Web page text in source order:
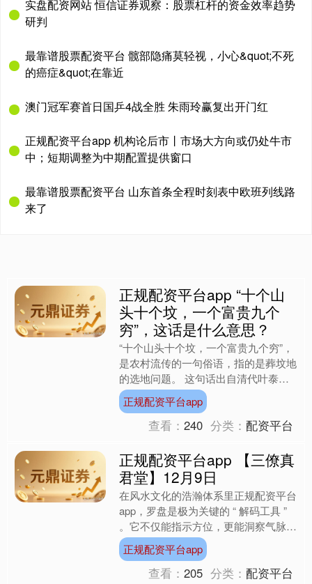
实盘配资网站 恒信证券观察：股票杠杆的资金效率趋势
研判
最靠谱股票配资平台 髋部隐痛莫轻视，小心&quot;不死
的癌症&quot;在靠近
澳门冠军赛首日国乒4战全胜 朱雨玲赢复出开门红
正规配资平台app 机构论后市丨市场大方向或仍处牛市
中；短期调整为中期配置提供窗口
最靠谱股票配资平台 山东首条全程时刻表中欧班列线路
来了
正规配资平台app “十个山
头十个坟，一个富贵九个
穷”，这话是什么意思？
“十个山头十个坟，一个富贵九个穷”，
是农村流传的一句俗语，指的是葬坟地
的选地问题。 这句话出自清代叶泰所
编著的《山法全书》一书，书中还有一
句类似的话，即“一个山....
正规配资平台app
查看：240 分类：配资平台
正规配资平台app 【三僚真
君堂】12月9日
在风水文化的浩瀚体系里正规配资平台
app，罗盘是极为关键的 “ 解码工具 ”
。它不仅能指示方位，更能洞察气脉、
判定吉凶，是风水师勘察布局的 “ 得力
助手 ” ....
正规配资平台app
查看：205 分类：配资平台